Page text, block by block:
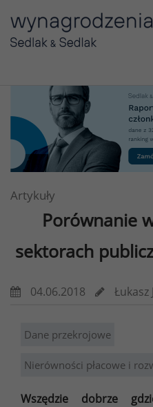
Artykuły
Porównanie
sektorach
04.06.2018 Łukasz
Dane przekrojowe
Nierówności płacowe i
Wszędzie dobrze